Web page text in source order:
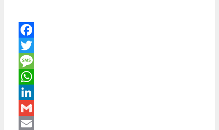
Facebook
Twitter
Message
WhatsApp
LinkedIn
Gmail